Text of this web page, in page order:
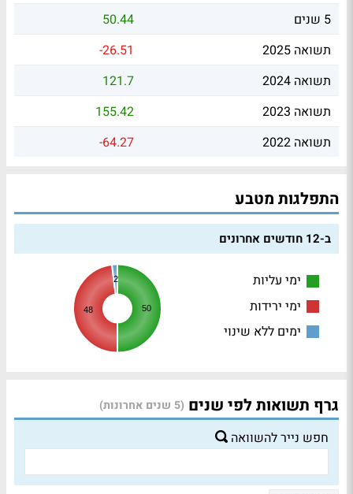
5 שנים
50.44
תשואה 2025
-26.51
תשואה 2024
121.7
תשואה 2023
155.42
תשואה 2022
-64.27
התפלגות מטבע
ב-12 חודשים אחרונים
ימי עליות
ימי ירידות
ימים ללא שינוי
50
48
2
גרף תשואות לפי שנים (5 שנים אחרונות)
חפש נייר להשוואה